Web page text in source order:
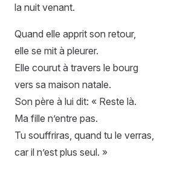
la nuit venant.
Quand elle apprit son retour,
elle se mit à pleurer.
Elle courut à travers le bourg
vers sa maison natale.
Son père à lui dit: « Reste là.
Ma fille n’entre pas.
Tu souffriras, quand tu le verras,
car il n’est plus seul. »